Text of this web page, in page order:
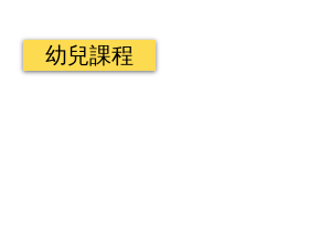
幼兒課程